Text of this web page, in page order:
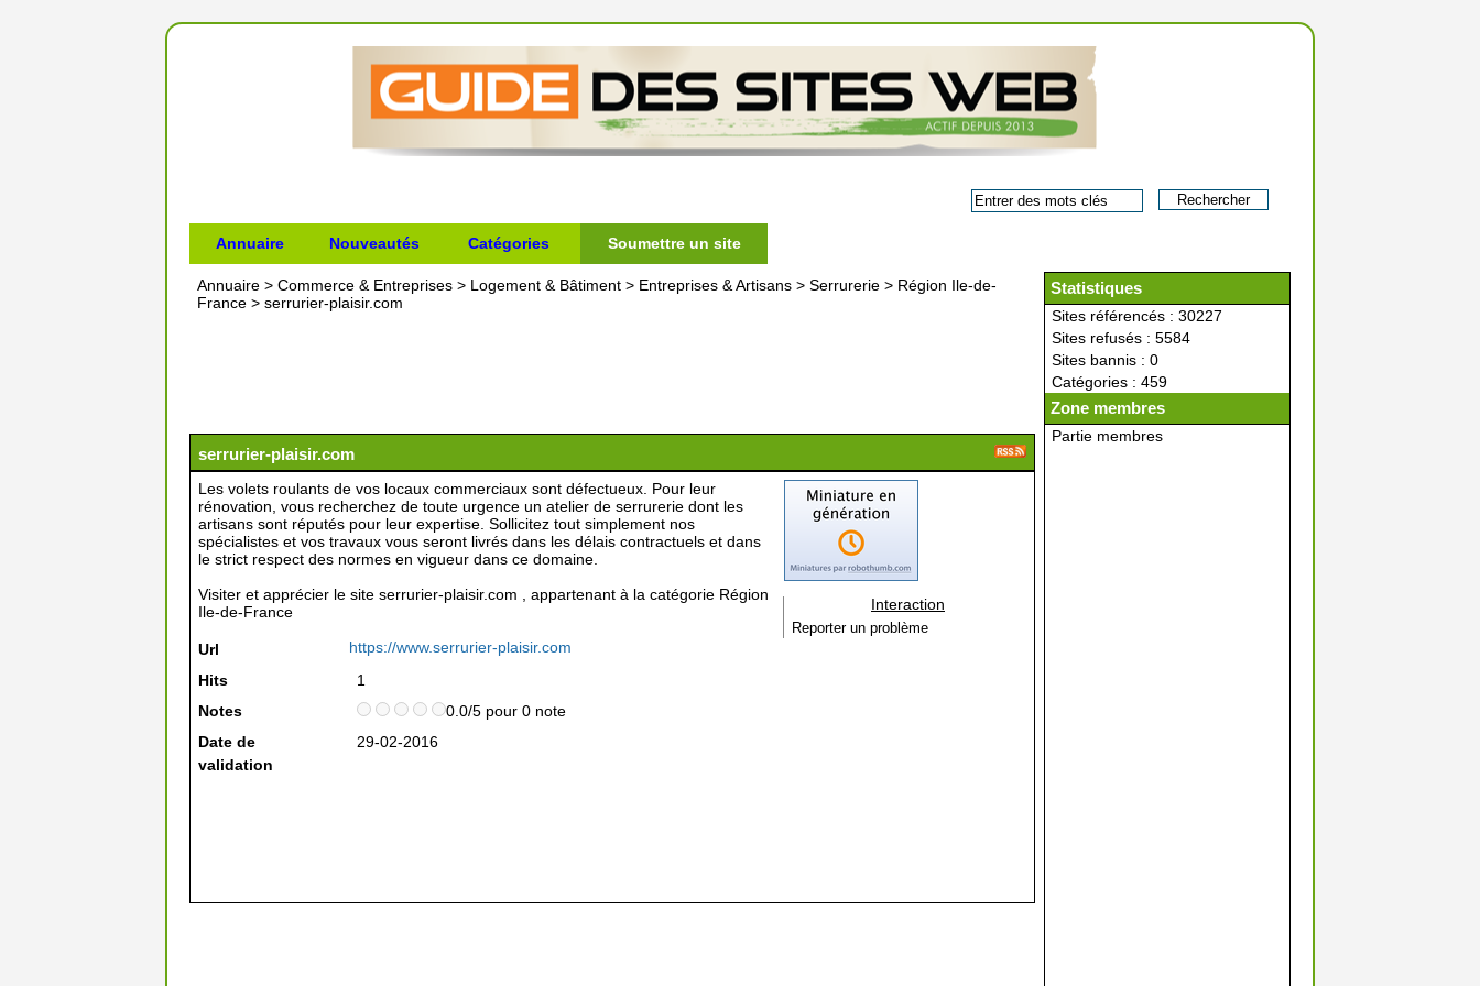
Annuaire Nouveautés Catégories Soumettre un site
Statistiques
Sites référencés : 30227
Sites refusés : 5584
Sites bannis : 0
Catégories : 459
Zone membres
Partie membres
Annuaire > Commerce & Entreprises > Logement & Bâtiment > Entreprises & Artisans > Serrurerie > Région Ile-de-
France > serrurier-plaisir.com
serrurier-plaisir.com
Les volets roulants de vos locaux commerciaux sont défectueux. Pour leur
rénovation, vous recherchez de toute urgence un atelier de serrurerie dont les
artisans sont réputés pour leur expertise. Sollicitez tout simplement nos
spécialistes et vos travaux vous seront livrés dans les délais contractuels et dans
le strict respect des normes en vigueur dans ce domaine.
Visiter et apprécier le site serrurier-plaisir.com , appartenant à la catégorie Région
Ile-de-France
Url
https://www.serrurier-plaisir.com
Hits
1
Notes
0.0/5 pour 0 note
Date de
validation
29-02-2016
Interaction
Reporter un problème